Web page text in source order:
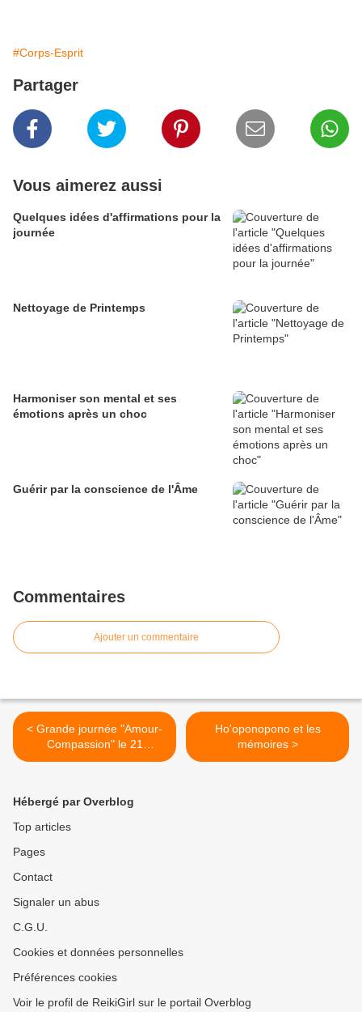
#Corps-Esprit
Partager
Vous aimerez aussi
Quelques idées d'affirmations pour la
journée
Nettoyage de Printemps
Harmoniser son mental et ses
émotions après un choc
Guérir par la conscience de l'Âme
Commentaires
Ajouter un commentaire
< Grande journée "Amour-
Compassion" le 21
décembre
Ho'oponopono et les
mémoires >
Hébergé par Overblog
Top articles
Pages
Contact
Signaler un abus
C.G.U.
Cookies et données personnelles
Préférences cookies
Voir le profil de ReikiGirl sur le portail Overblog